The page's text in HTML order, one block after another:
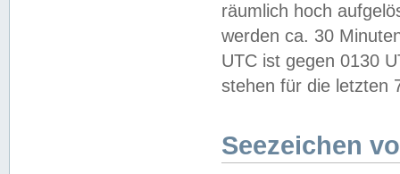
räumlich hoch
werden ca. 30
UTC ist gegen 0130
stehen für die letzten
Seezeichen